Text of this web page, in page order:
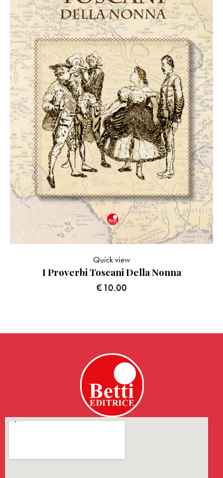
I Proverbi Toscani Della Nonna
€10.00
Quick view